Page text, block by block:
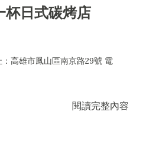
杯日式碳烤店
高雄市鳳山區南京路29號 電
閱讀完整內容